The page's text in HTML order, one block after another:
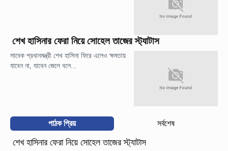
শেখ হাসিনার ফেরা নিয়ে সোহেল তাজের স্ট্যাটাস
সাবেক প্রধানমন্ত্রী শেখ হাসিনা ফিরে এলেও ক্ষমতায়
যাবেন না, যাবেন জেলে বলে...
পাঠক প্রিয় সর্বশেষ
শেখ হাসিনার ফেরা নিয়ে সোহেল তাজের স্ট্যাটাস